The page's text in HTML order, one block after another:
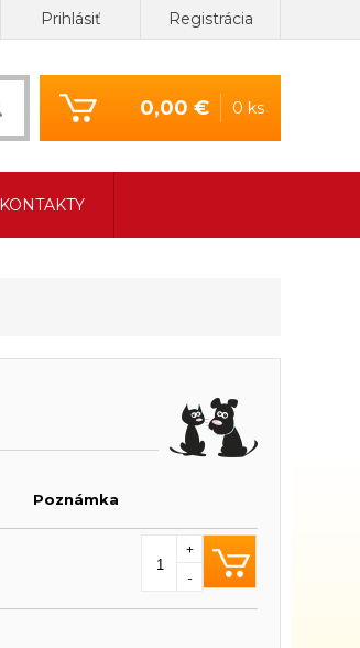
Prihlásiť Registrácia
0,00 € 0 ks
Poznámka
-
+
KONTAKTY